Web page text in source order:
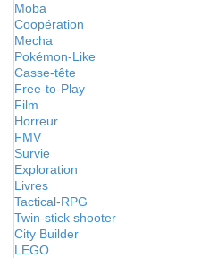
Moba
Coopération
Mecha
Pokémon-Like
Casse-tête
Free-to-Play
Film
Horreur
FMV
Survie
Exploration
Livres
Tactical-RPG
Twin-stick shooter
City Builder
LEGO